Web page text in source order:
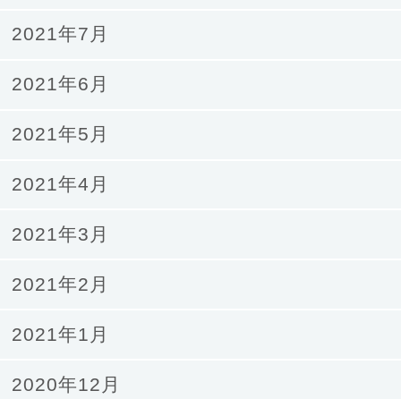
2021年7月
2021年6月
2021年5月
2021年4月
2021年3月
2021年2月
2021年1月
2020年12月